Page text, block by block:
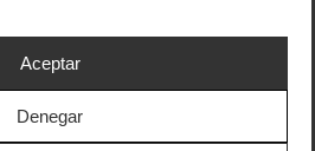
Aceptar
Denegar